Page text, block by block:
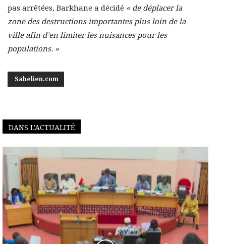
pas arrêtées, Barkhane a décidé « de déplacer la
zone des destructions importantes plus loin de la
ville afin d’en limiter les nuisances pour les
populations. »
Sahelien.com
DANS L'ACTUALITÉ